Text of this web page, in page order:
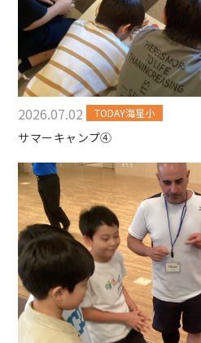
2026.07.02 TODAY海星小
サマーキャンプ④